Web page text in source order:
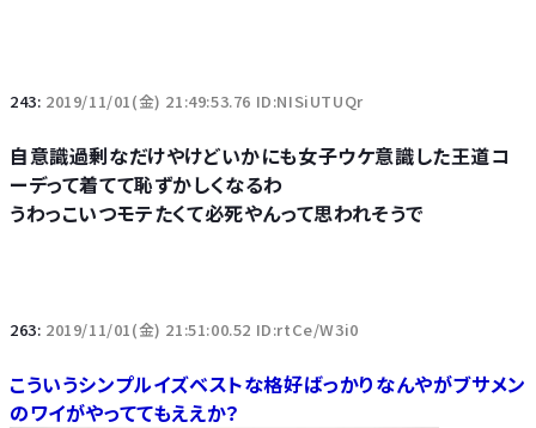
243: 2019/11/01(金) 21:49:53.76 ID:NISiUTUQr
自意識過剰なだけやけどいかにも女子ウケ意識した王道コ
ーデって着てて恥ずかしくなるわ
うわっこいつモテたくて必死やんって思われそうで
263: 2019/11/01(金) 21:51:00.52 ID:rtCe/W3i0
こういうシンプルイズベストな格好ばっかりなんやがブサメン
のワイがやっててもええか？